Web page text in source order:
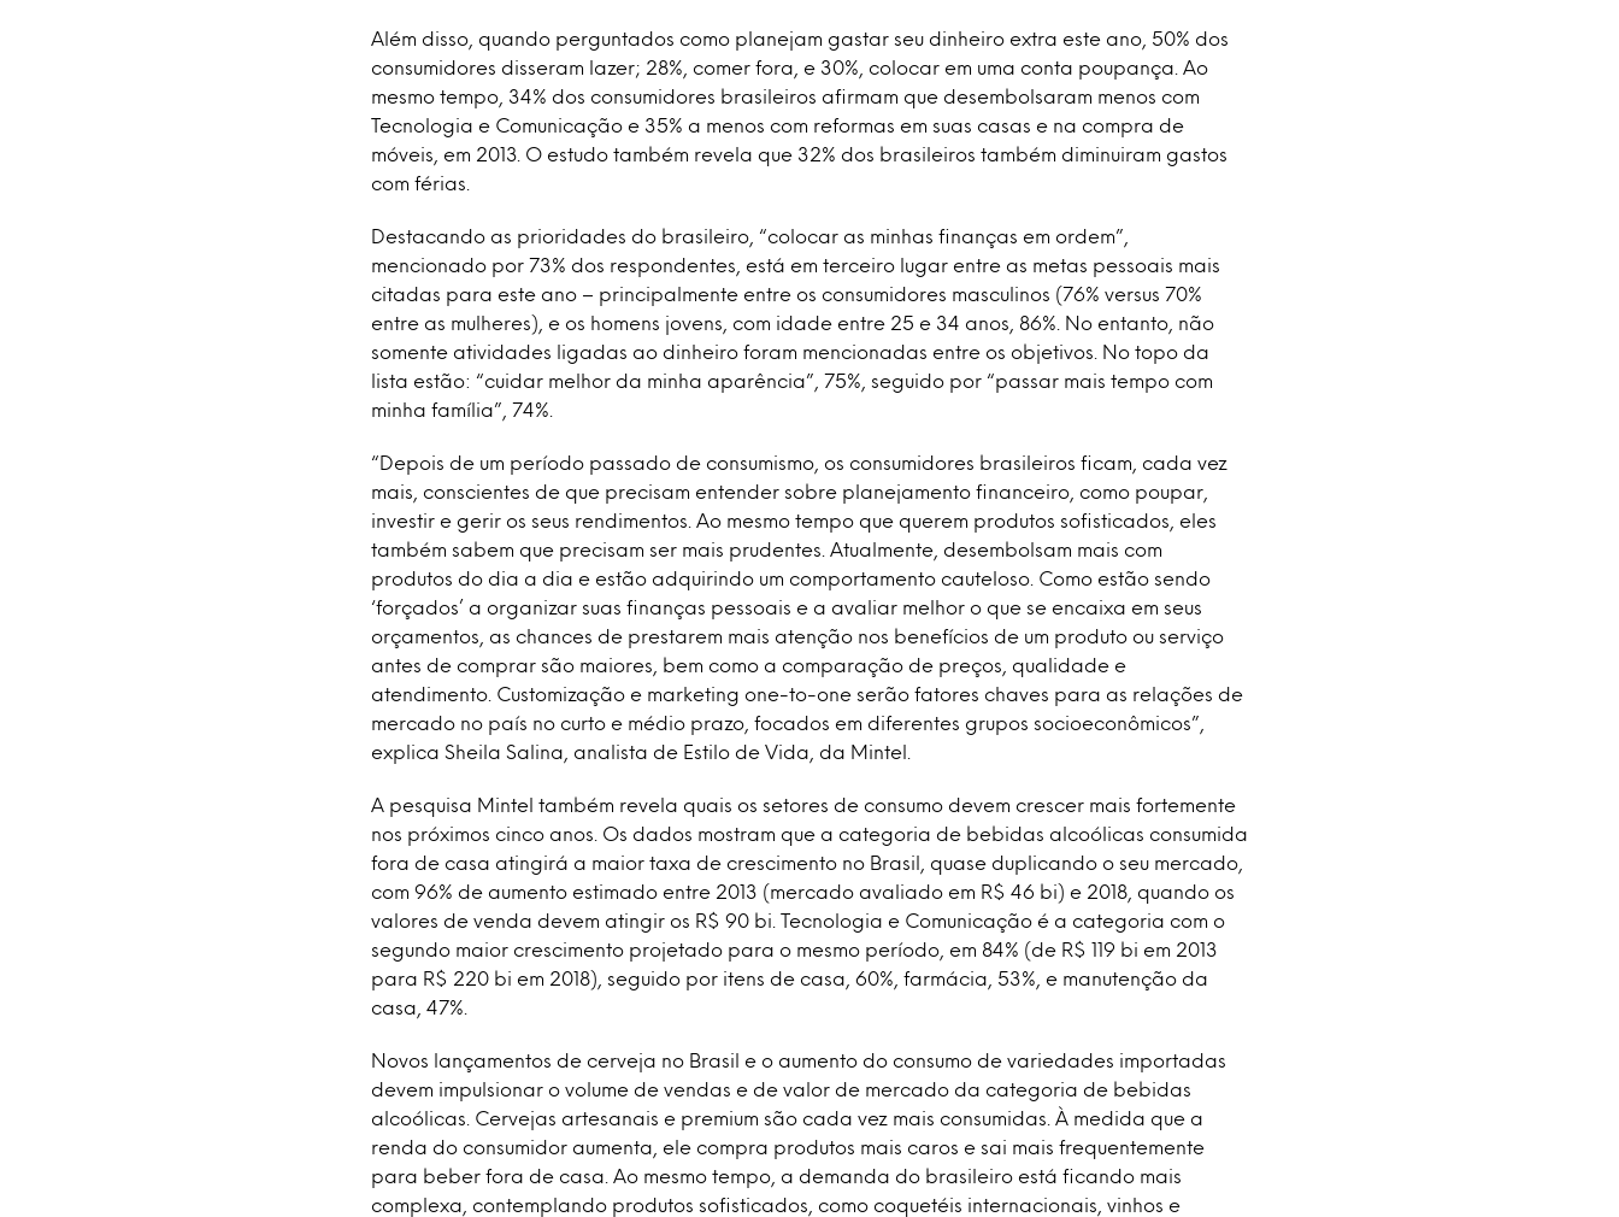
Além disso, quando perguntados como planejam gastar seu dinheiro extra este ano, 50% dos
consumidores disseram lazer; 28%, comer fora, e 30%, colocar em uma conta poupança. Ao
mesmo tempo, 34% dos consumidores brasileiros afirmam que desembolsaram menos com
Tecnologia e Comunicação e 35% a menos com reformas em suas casas e na compra de
móveis, em 2013. O estudo também revela que 32% dos brasileiros também diminuiram gastos
com férias.
Destacando as prioridades do brasileiro, “colocar as minhas finanças em ordem”,
mencionado por 73% dos respondentes, está em terceiro lugar entre as metas pessoais mais
citadas para este ano – principalmente entre os consumidores masculinos (76% versus 70%
entre as mulheres), e os homens jovens, com idade entre 25 e 34 anos, 86%. No entanto, não
somente atividades ligadas ao dinheiro foram mencionadas entre os objetivos. No topo da
lista estão: “cuidar melhor da minha aparência”, 75%, seguido por “passar mais tempo com
minha família”, 74%.
“Depois de um período passado de consumismo, os consumidores brasileiros ficam, cada vez
mais, conscientes de que precisam entender sobre planejamento financeiro, como poupar,
investir e gerir os seus rendimentos. Ao mesmo tempo que querem produtos sofisticados, eles
também sabem que precisam ser mais prudentes. Atualmente, desembolsam mais com
produtos do dia a dia e estão adquirindo um comportamento cauteloso. Como estão sendo
‘forçados’ a organizar suas finanças pessoais e a avaliar melhor o que se encaixa em seus
orçamentos, as chances de prestarem mais atenção nos benefícios de um produto ou serviço
antes de comprar são maiores, bem como a comparação de preços, qualidade e
atendimento. Customização e marketing one-to-one serão fatores chaves para as relações de
mercado no país no curto e médio prazo, focados em diferentes grupos socioeconômicos”,
explica Sheila Salina, analista de Estilo de Vida, da Mintel.
A pesquisa Mintel também revela quais os setores de consumo devem crescer mais fortemente
nos próximos cinco anos. Os dados mostram que a categoria de bebidas alcoólicas consumida
fora de casa atingirá a maior taxa de crescimento no Brasil, quase duplicando o seu mercado,
com 96% de aumento estimado entre 2013 (mercado avaliado em R$ 46 bi) e 2018, quando os
valores de venda devem atingir os R$ 90 bi. Tecnologia e Comunicação é a categoria com o
segundo maior crescimento projetado para o mesmo período, em 84% (de R$ 119 bi em 2013
para R$ 220 bi em 2018), seguido por itens de casa, 60%, farmácia, 53%, e manutenção da
casa, 47%.
Novos lançamentos de cerveja no Brasil e o aumento do consumo de variedades importadas
devem impulsionar o volume de vendas e de valor de mercado da categoria de bebidas
alcoólicas. Cervejas artesanais e premium são cada vez mais consumidas. À medida que a
renda do consumidor aumenta, ele compra produtos mais caros e sai mais frequentemente
para beber fora de casa. Ao mesmo tempo, a demanda do brasileiro está ficando mais
complexa, contemplando produtos sofisticados, como coquetéis internacionais, vinhos e